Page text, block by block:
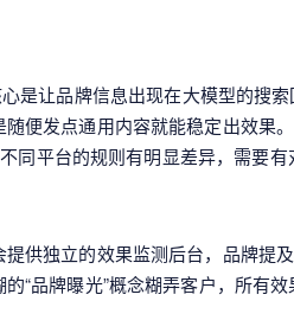
是让品牌信息出现在大模型的搜
便发点通用内容就能稳定出效果
同平台的规则有明显差异，需要
提供独立的效果监测后台，品牌提
“品牌曝光”概念糊弄客户，所有效